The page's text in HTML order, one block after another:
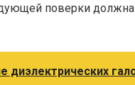
поверки
диэлектрических